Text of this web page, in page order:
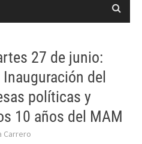
27 de junio:
del
políticas y
10 años del MAM
Carrero